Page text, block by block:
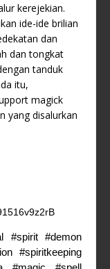
kerejekian.
ide-ide brilian
dan
dan tongkat
tanduk
itu,
magick
yang disalurkan
#spirit #demon
#spiritkeeping